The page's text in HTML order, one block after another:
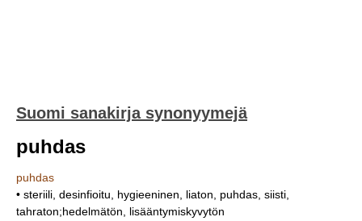
Suomi sanakirja synonyymejä
puhdas
puhdas
• steriili, desinfioitu, hygieeninen, liaton, puhdas, siisti,
tahraton;hedelmätön, lisääntymiskyvytön